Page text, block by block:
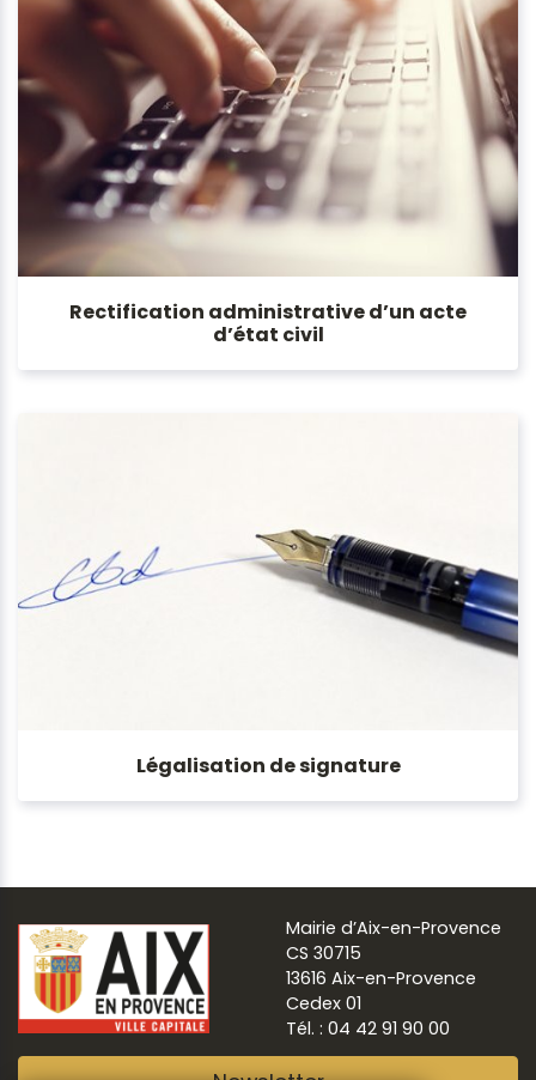
Rectification administrative d’un acte
d’état civil
Légalisation de signature
Mairie d’Aix-en-Provence
CS 30715
13616 Aix-en-Provence
Cedex 01
Tél. : 04 42 91 90 00